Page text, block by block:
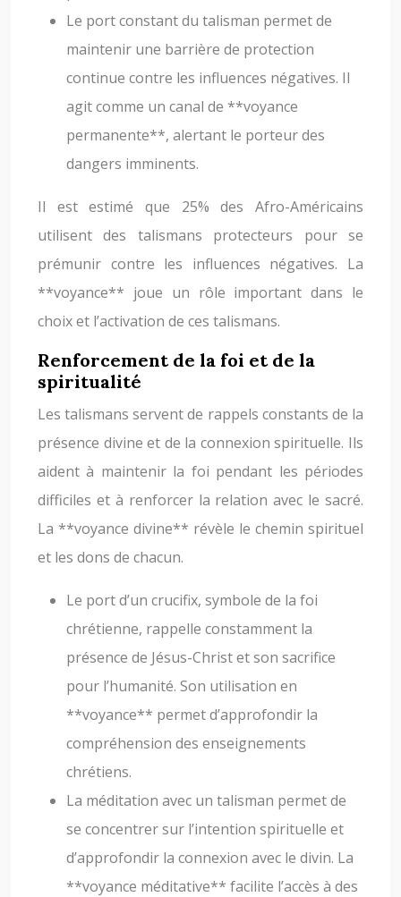
Le port constant du talisman permet de
maintenir une barrière de protection
continue contre les influences négatives. Il
agit comme un canal de **voyance
permanente**, alertant le porteur des
dangers imminents.
Il est estimé que 25% des Afro-Américains
utilisent des talismans protecteurs pour se
prémunir contre les influences négatives. La
**voyance** joue un rôle important dans le
choix et l’activation de ces talismans.
Renforcement de la foi et de la
spiritualité
Les talismans servent de rappels constants de la
présence divine et de la connexion spirituelle. Ils
aident à maintenir la foi pendant les périodes
difficiles et à renforcer la relation avec le sacré.
La **voyance divine** révèle le chemin spirituel
et les dons de chacun.
Le port d’un crucifix, symbole de la foi
chrétienne, rappelle constamment la
présence de Jésus-Christ et son sacrifice
pour l’humanité. Son utilisation en
**voyance** permet d’approfondir la
compréhension des enseignements
chrétiens.
La méditation avec un talisman permet de
se concentrer sur l’intention spirituelle et
d’approfondir la connexion avec le divin. La
**voyance méditative** facilite l’accès à des